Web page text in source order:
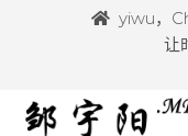
yiwu，
让